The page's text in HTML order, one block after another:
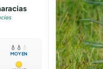
💧 💧 💧
MOYEN